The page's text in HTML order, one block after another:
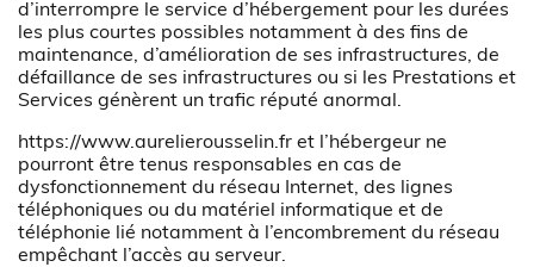
d’interrompre le service d’hébergement pour les durées
les plus courtes possibles notamment à des fins de
maintenance, d’amélioration de ses infrastructures, de
défaillance de ses infrastructures ou si les Prestations et
Services génèrent un trafic réputé anormal.
https://www.aurelierousselin.fr et l’hébergeur ne
pourront être tenus responsables en cas de
dysfonctionnement du réseau Internet, des lignes
téléphoniques ou du matériel informatique et de
téléphonie lié notamment à l’encombrement du réseau
empêchant l’accès au serveur.